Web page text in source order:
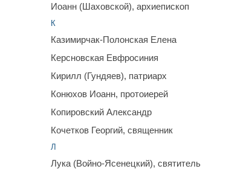
Иоанн (Шаховской), архиепископ
К
Казимирчак-Полонская Елена
Керсновская Евфросиния
Кирилл (Гундяев), патриарх
Конюхов Иоанн, протоиерей
Копировский Александр
Кочетков Георгий, священник
Л
Лука (Войно-Ясенецкий), святитель